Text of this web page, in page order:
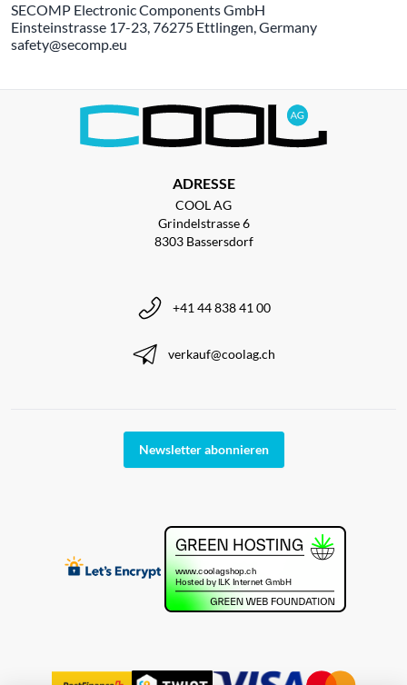
SECOMP Electronic Components GmbH
Einsteinstrasse 17-23, 76275 Ettlingen, Germany
safety@secomp.eu
ADRESSE
COOL AG
Grindelstrasse 6
8303 Bassersdorf
+41 44 838 41 00
verkauf@coolag.ch
Newsletter abonnieren